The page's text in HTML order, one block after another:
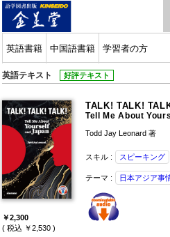
英語書籍 中国語書籍 学習者の方
英語テキスト 好評テキスト
￥2,300
( 税込 ￥2,530 )
TALK! TALK!
Tell Me About
Todd Jay Leonard 著
スキル : スピーキング
テーマ : 日本アジア事